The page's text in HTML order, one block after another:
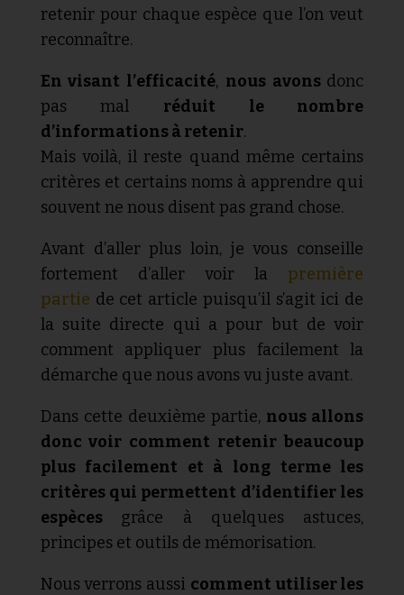
retenir pour chaque espèce que l’on veut
reconnaître.
En visant l’efficacité, nous avons donc
pas mal réduit le nombre
d’informations à retenir.
Mais voilà, il reste quand même certains
critères et certains noms à apprendre qui
souvent ne nous disent pas grand chose.
Avant d’aller plus loin, je vous conseille
fortement d’aller voir la première
partie de cet article puisqu’il s’agit ici de
la suite directe qui a pour but de voir
comment appliquer plus facilement la
démarche que nous avons vu juste avant.
Dans cette deuxième partie, nous allons
donc voir comment retenir beaucoup
plus facilement et à long terme les
critères qui permettent d’identifier les
espèces grâce à quelques astuces,
principes et outils de mémorisation.
Nous verrons aussi comment utiliser les